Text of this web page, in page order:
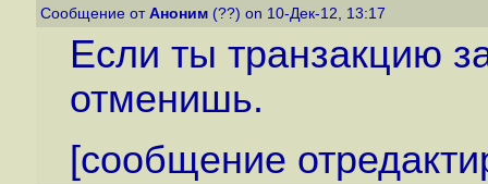
Сообщение от Аноним (??) on 10-Дек-12, 13:17
Если ты транзакцию
отменишь.
[сообщение